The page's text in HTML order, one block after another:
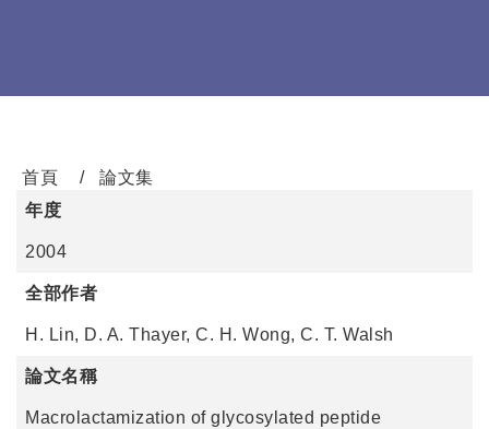
首頁
論文集
年度
2004
全部作者
H. Lin, D. A. Thayer, C. H. Wong, C. T. Walsh
論文名稱
Macrolactamization of glycosylated peptide